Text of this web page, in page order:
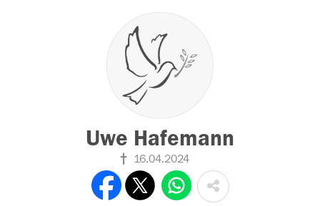
Uwe Hafemann
16.04.2024